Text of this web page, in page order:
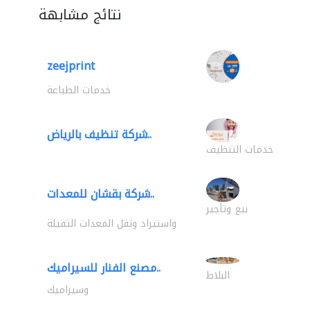
نتائج مشابهة
zeejprint
خدمات الطباعة
شركة تنظيف بالرياض..
خدمات التنظيف
شركة بقشان للمعدات..
بيع وتأجير
واستيراد ونقل المعدات الثقيلة
مصنع الفنار للسيراميك.. البلاط
وسيراميك